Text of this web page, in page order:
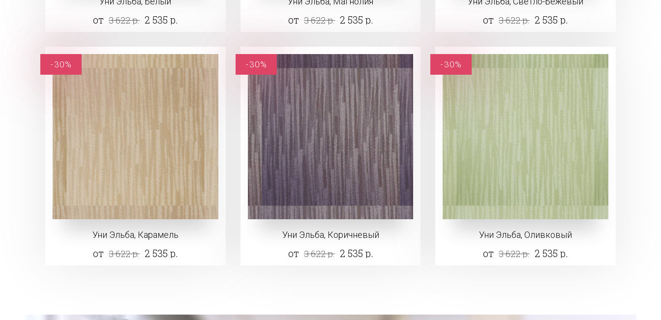
от 3 622 р. 2 535 р. от 3 622 р. 2 535 р. от 3 622 р. 2 535 р.
Уни Эльба, Карамель
от 3 622 р. 2 535 р.
-30%
Уни Эльба, Коричневый
от 3 622 р. 2 535 р.
-30%
Уни Эльба, Оливковый
от 3 622 р. 2 535 р.
-30%